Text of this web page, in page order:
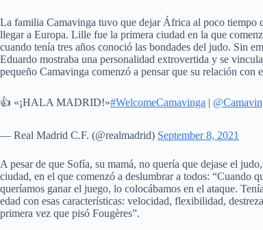
La familia Camavinga tuvo que dejar África al poco tiempo
llegar a Europa. Lille fue la primera ciudad en la que
cuando tenía tres años conoció las bondades del judo. Sin
Eduardo mostraba una personalidad extrovertida y se
pequeño Camavinga comenzó a pensar que su relación con
👍 «¡HALA MADRID!»#WelcomeCamavinga |
— Real Madrid C.F. (@realmadrid) September 8, 2021
A pesar de que Sofía, su mamá, no quería que dejase el
ciudad, en el que comenzó a deslumbrar a todos: “Cuando
queríamos ganar el juego, lo colocábamos en el ataque.
edad con esas características: velocidad, flexibilidad,
primera vez que pisó Fougères”.